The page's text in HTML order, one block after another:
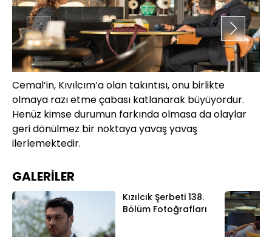
Cemal’in, Kıvılcım’a olan takıntısı, onu birlikte
olmaya razı etme çabası katlanarak büyüyordur.
Henüz kimse durumun farkında olmasa da olaylar
geri dönülmez bir noktaya yavaş yavaş
ilerlemektedir.
GALERİLER
Kızılcık Şerbeti 138.
Bölüm Fotoğrafları